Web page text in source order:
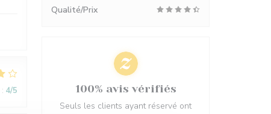
: 4/5
Qualité/Prix
100% avis vérifiés
Seuls les clients ayant réservé ont